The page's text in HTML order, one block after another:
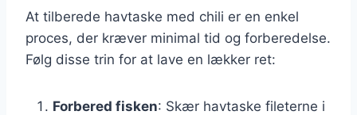
At tilberede havtaske med chili er en enkel
proces, der kræver minimal tid og forberedelse.
Følg disse trin for at lave en lækker ret:
Forbered fisken: Skær havtaske fileterne i